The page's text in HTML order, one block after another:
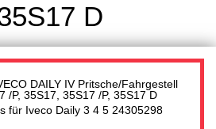
D
für Iveco Daily 3 4 5 24305298